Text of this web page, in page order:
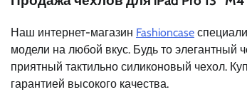
Наш интернет-магазин Fashioncase
модели на любой вкус. Будь то элегантный
приятный тактильно силиконовый чехол.
гарантией высокого качества.